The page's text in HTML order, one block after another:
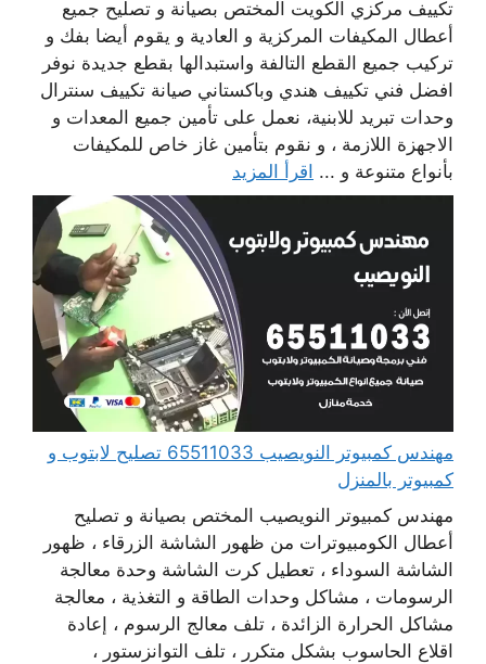
تكييف مركزي الكويت المختص بصيانة و تصليح جميع
أعطال المكيفات المركزية و العادية و يقوم أيضا بفك و
تركيب جميع القطع التالفة واستبدالها بقطع جديدة نوفر
افضل فني تكييف هندي وباكستاني صيانة تكييف سنترال
وحدات تبريد للابنية، نعمل على تأمين جميع المعدات و
الاجهزة اللازمة ، و نقوم بتأمين غاز خاص للمكيفات
بأنواع متنوعة و ... اقرأ المزيد
مهندس كمبيوتر النويصيب 65511033 تصليح لابتوب و
كمبيوتر بالمنزل
مهندس كمبيوتر النويصيب المختص بصيانة و تصليح
أعطال الكومبيوترات من ظهور الشاشة الزرقاء ، ظهور
الشاشة السوداء ، تعطيل كرت الشاشة وحدة معالجة
الرسومات ، مشاكل وحدات الطاقة و التغذية ، معالجة
مشاكل الحرارة الزائدة ، تلف معالج الرسوم ، إعادة
اقلاع الحاسوب بشكل متكرر ، تلف التوانزستور ،